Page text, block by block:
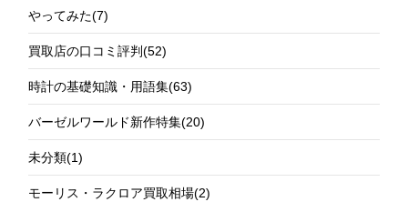
やってみた(7)
買取店の口コミ評判(52)
時計の基礎知識・用語集(63)
バーゼルワールド新作特集(20)
未分類(1)
モーリス・ラクロア買取相場(2)